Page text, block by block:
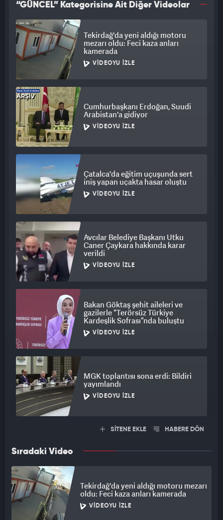
“GÜNCEL” Kategorisine Ait Diğer Videolar
Tekirdağ'da yeni aldığı motoru
mezarı oldu: Feci kaza anları
kamerada
VIDEOYU İZLE
Cumhurbaşkanı Erdoğan, Suudi
Arabistan'a gidiyor
VIDEOYU İZLE
Çatalca'da eğitim uçuşunda sert
iniş yapan uçakta hasar oluştu
VIDEOYU İZLE
Avcılar Belediye Başkanı Utku
Caner Çaykara hakkında karar
verildi
VIDEOYU İZLE
Bakan Göktaş şehit aileleri ve
gazilerle “Terörsüz Türkiye
Kardeşlik Sofrası”nda buluştu
VIDEOYU İZLE
MGK toplantısı sona erdi: Bildiri
yayımlandı
VIDEOYU İZLE
SİTENE EKLE HABERE DÖN
Sıradaki Video
Tekirdağ'da yeni aldığı motoru mezarı
oldu: Feci kaza anları kamerada
VIDEOYU İZLE